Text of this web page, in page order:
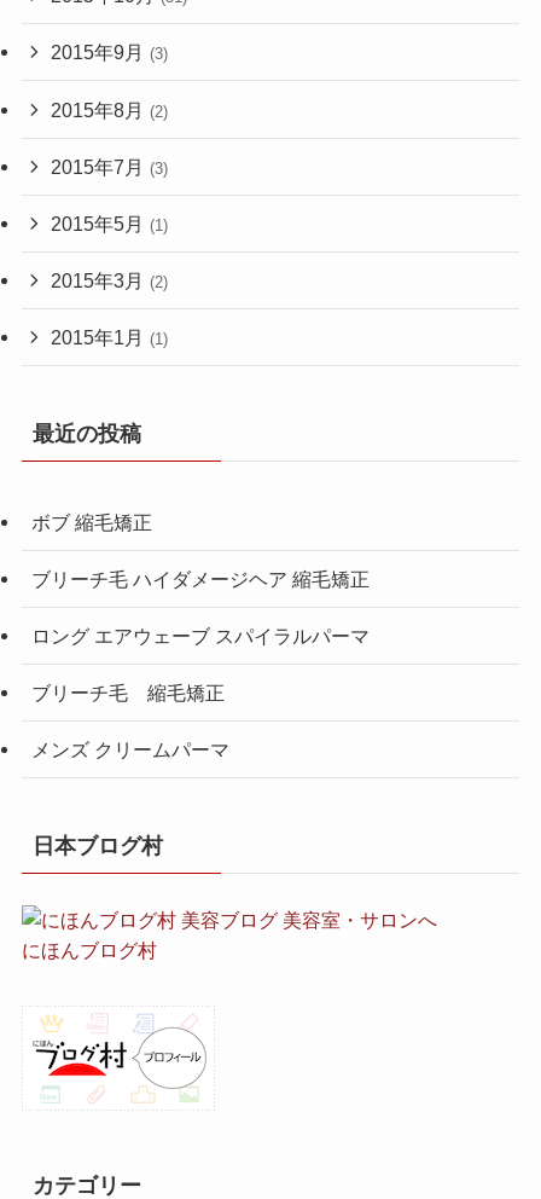
2015年9月 (3)
2015年8月 (2)
2015年7月 (3)
2015年5月 (1)
2015年3月 (2)
2015年1月 (1)
最近の投稿
ボブ 縮毛矯正
ブリーチ毛 ハイダメージヘア 縮毛矯正
ロング エアウェーブ スパイラルパーマ
ブリーチ毛 縮毛矯正
メンズ クリームパーマ
日本ブログ村
にほんブログ村
カテゴリー